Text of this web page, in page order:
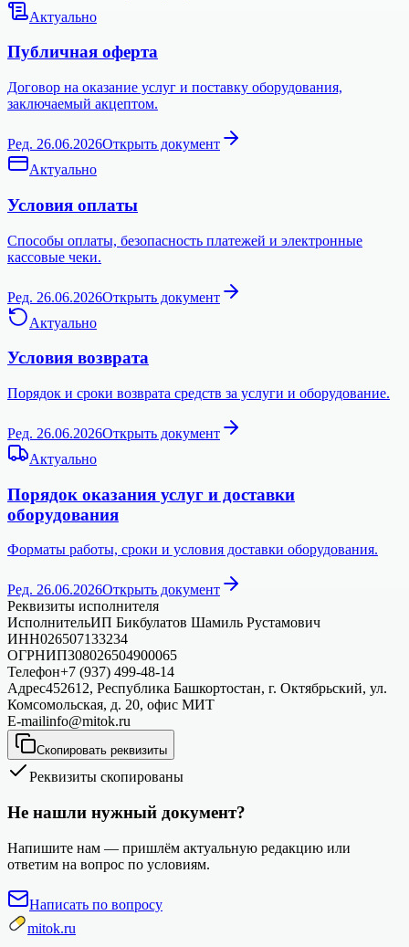
Актуально
Публичная оферта
Договор на оказание услуг и поставку оборудования,
заключаемый акцептом.
Ред. 26.06.2026Открыть документ
Актуально
Условия оплаты
Способы оплаты, безопасность платежей и электронные
кассовые чеки.
Ред. 26.06.2026Открыть документ
Актуально
Условия возврата
Порядок и сроки возврата средств за услуги и оборудование.
Ред. 26.06.2026Открыть документ
Актуально
Порядок оказания услуг и доставки
оборудования
Форматы работы, сроки и условия доставки оборудования.
Ред. 26.06.2026Открыть документ
Реквизиты исполнителя
ИсполнительИП Бикбулатов Шамиль Рустамович
ИНН026507133234
ОГРНИП308026504900065
Телефон+7 (937) 499-48-14
Адрес452612, Республика Башкортостан, г. Октябрьский, ул.
Комсомольская, д. 20, офис МИТ
E-mailinfo@mitok.ru
Скопировать реквизиты
Реквизиты скопированы
Не нашли нужный документ?
Напишите нам — пришлём актуальную редакцию или
ответим на вопрос по условиям.
Написать по вопросу
mitok.ru